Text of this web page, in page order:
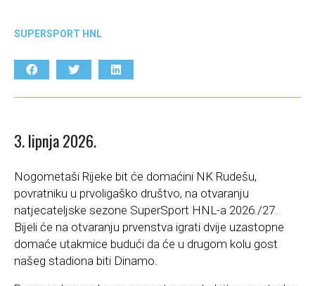
SUPERSPORT HNL
3. lipnja 2026.
Nogometaši Rijeke bit će domaćini NK Rudešu,
povratniku u prvoligaško društvo, na otvaranju
natjecateljske sezone SuperSport HNL-a 2026./27.
Bijeli će na otvaranju prvenstva igrati dvije uzastopne
domaće utakmice budući da će u drugom kolu gost
našeg stadiona biti Dinamo.